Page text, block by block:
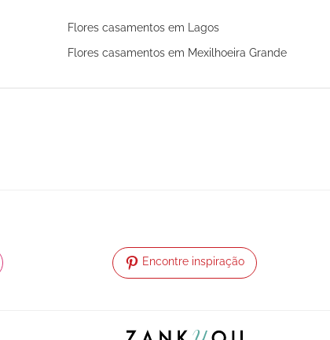
Flores casamentos em Lagos
Flores casamentos em Mexilhoeira Grande
Encontre inspiração